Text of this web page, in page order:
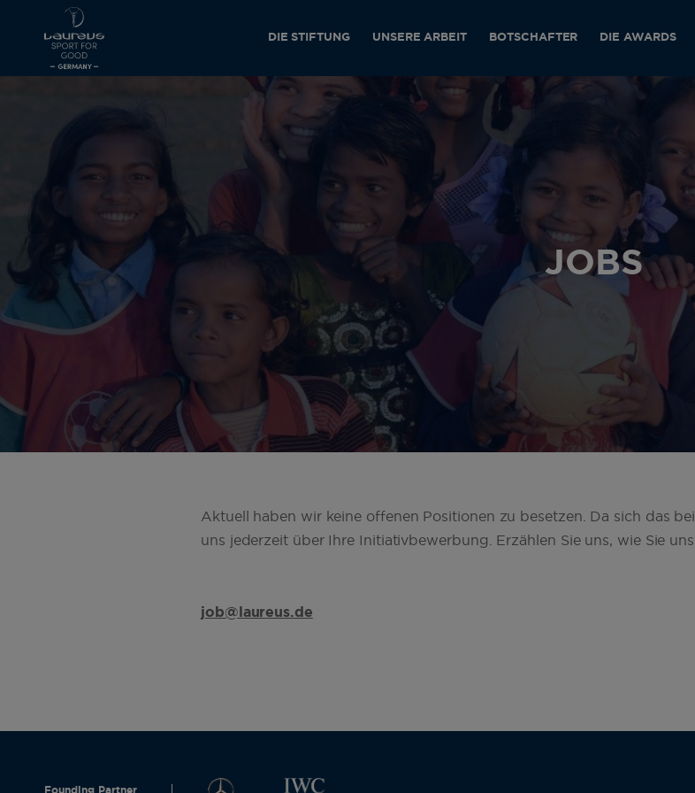
DIE STIFTUNG UNSERE ARBEIT BOTSCHAFTER DIE AWARDS
JOBS
Aktuell haben wir keine offenen Positionen zu besetzen. Da sich das
uns jederzeit über Ihre Initiativbewerbung. Erzählen Sie uns, wie Sie
job@laureus.de
Founding Partner